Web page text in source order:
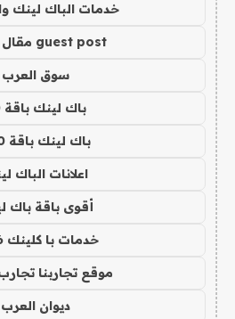
خدمات الباك لينك
guest post مقال ضيف
سوق العرب
باك لينك باقة 20
باك لينك باقة 100
اعلانات الباك
أقوى باقة باك
خدمات با كلينك 2026
موقع تجاربنا
ديوان العرب